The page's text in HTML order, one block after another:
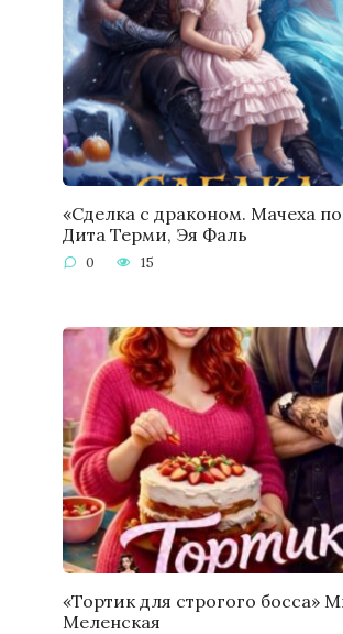
«Сделка с драконом. Мачеха
Дита Терми, Эя Фаль
0 15
«Тортик для строгого босса»
Меленская